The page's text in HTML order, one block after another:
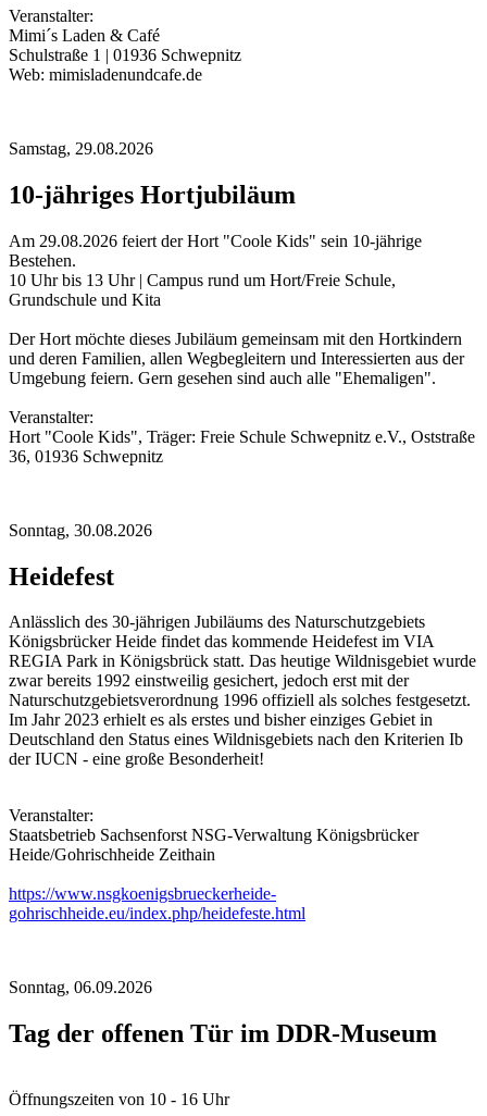
Veranstalter:
Mimi´s Laden & Café
Schulstraße 1 | 01936 Schwepnitz
Web: mimisladenundcafe.de
Samstag, 29.08.2026
10-jähriges Hortjubiläum
Am 29.08.2026 feiert der Hort "Coole Kids" sein 10-jährige
Bestehen.
10 Uhr bis 13 Uhr | Campus rund um Hort/Freie Schule,
Grundschule und Kita
Der Hort möchte dieses Jubiläum gemeinsam mit den Hortkindern
und deren Familien, allen Wegbegleitern und Interessierten aus der
Umgebung feiern. Gern gesehen sind auch alle "Ehemaligen".
Veranstalter:
Hort "Coole Kids", Träger: Freie Schule Schwepnitz e.V., Oststraße
36, 01936 Schwepnitz
Sonntag, 30.08.2026
Heidefest
Anlässlich des 30-jährigen Jubiläums des Naturschutzgebiets
Königsbrücker Heide findet das kommende Heidefest im VIA
REGIA Park in Königsbrück statt. Das heutige Wildnisgebiet wurde
zwar bereits 1992 einstweilig gesichert, jedoch erst mit der
Naturschutzgebietsverordnung 1996 offiziell als solches festgesetzt.
Im Jahr 2023 erhielt es als erstes und bisher einziges Gebiet in
Deutschland den Status eines Wildnisgebiets nach den Kriterien Ib
der IUCN - eine große Besonderheit!
Veranstalter:
Staatsbetrieb Sachsenforst NSG-Verwaltung Königsbrücker
Heide/Gohrischheide Zeithain
https://www.nsgkoenigsbrueckerheide-
gohrischheide.eu/index.php/heidefeste.html
Sonntag, 06.09.2026
Tag der offenen Tür im DDR-Museum
Öffnungszeiten von 10 - 16 Uhr